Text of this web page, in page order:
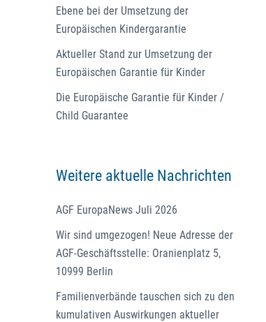
Ebene bei der Umsetzung der
Europäischen Kindergarantie
Aktueller Stand zur Umsetzung der
Europäischen Garantie für Kinder
Die Europäische Garantie für Kinder /
Child Guarantee
Weitere aktuelle Nachrichten
AGF EuropaNews Juli 2026
Wir sind umgezogen! Neue Adresse der
AGF-Geschäftsstelle: Oranienplatz 5,
10999 Berlin
Familienverbände tauschen sich zu den
kumulativen Auswirkungen aktueller